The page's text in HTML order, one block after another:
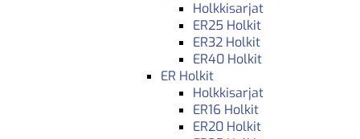
Holkkisarjat
ER25 Holkit
ER32 Holkit
ER40 Holkit
ER Holkit
Holkkisarjat
ER16 Holkit
ER20 Holkit